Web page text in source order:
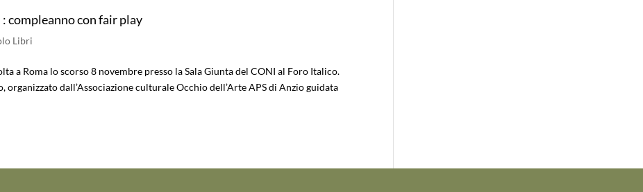
compleanno con fair play
Libri
a Roma lo scorso 8 novembre presso la Sala Giunta del CONI al Foro Italico.
dall’Associazione culturale Occhio dell’Arte APS di Anzio guidata